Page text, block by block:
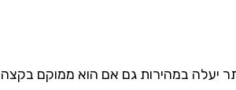
יעלה במהירות גם אם הוא ממוקם